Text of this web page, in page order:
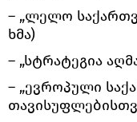
– „ლელო
ხმა)
– „სტრატეგია
– „ევროპული